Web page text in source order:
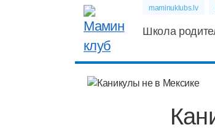
maminuklubs.lv
Школа